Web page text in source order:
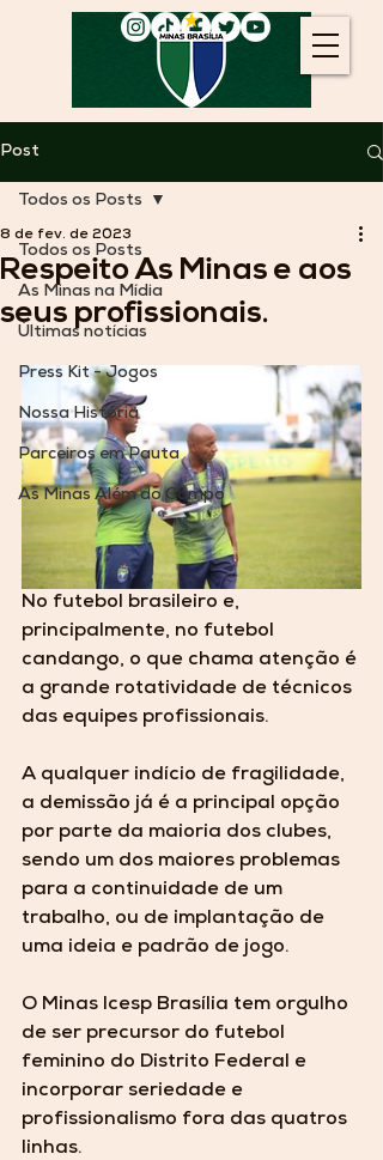
Post
Todos os Posts
As Minas na Mídia
Últimas notícias
Press Kit - Jogos
Nossa História
Parceiros em Pauta
As Minas Além do Campo
Todos os Posts
Respeito As Minas e aos
seus profissionais.
8 de fev. de 2023
No futebol brasileiro e,
principalmente, no futebol
candango, o que chama atenção é
a grande rotatividade de técnicos
das equipes profissionais.
A qualquer indício de fragilidade,
a demissão já é a principal opção
por parte da maioria dos clubes,
sendo um dos maiores problemas
para a continuidade de um
trabalho, ou de implantação de
uma ideia e padrão de jogo.
O Minas Icesp Brasília tem orgulho
de ser precursor do futebol
feminino do Distrito Federal e
incorporar seriedade e
profissionalismo fora das quatros
linhas.